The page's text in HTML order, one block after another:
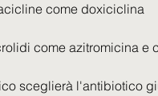
come doxiciclina
come azitromicina e
sceglierà l'antibiotico